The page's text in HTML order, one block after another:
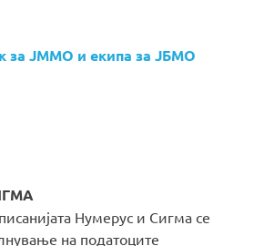
за ЈММО и екипа за ЈБМО
Нумерус и Сигма се
на податоците